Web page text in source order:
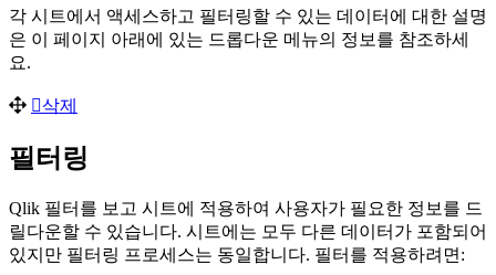
각 시 트에 서 액세 스하고 필터 링할 수 있는 데 이 터 에 대 한 설명
은 이 페 이 지 아래 에 있는 드롭다운 메 뉴의 정 보 를 참조하세
요.
삭제
필터 링
Qlik 필터 를 보 고 시 트에 적용하여 사용자가 필 요한 정 보 를 드
릴다운할 수 있습니 다. 시 트에 는 모 두 다른 데 이 터 가 포함되 어
있지 만 필터 링 프 로세 스는 동일합니 다. 필터 를 적용하려 면 :